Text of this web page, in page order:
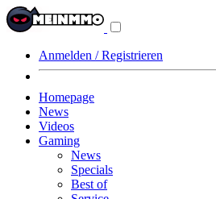
Anmelden / Registrieren
Homepage
News
Videos
Gaming
News
Specials
Best of